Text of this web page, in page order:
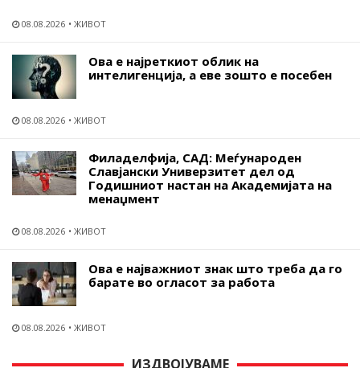
08.08.2026 ЖИВОТ
Ова е најреткиот облик на
интелигенција, а еве зошто е посебен
08.08.2026 ЖИВОТ
Филаделфија, САД: Меѓународен
Славјански Универзитет дел од
Годишниот настан на Академијата на
менаџмент
08.08.2026 ЖИВОТ
Ова е најважниот знак што треба да го
барате во огласот за работа
08.08.2026 ЖИВОТ
ИЗДВОЈУВАМЕ